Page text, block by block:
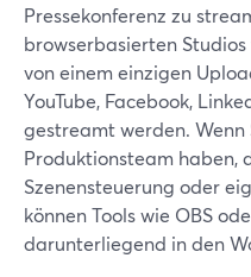
Pressekonferenz zu
browserbasierten
von einem einzigen
YouTube, Facebook,
gestreamt werden. Wenn
Produktionsteam haben,
Szenensteuerung oder
können Tools wie OBS
darunterliegend in den